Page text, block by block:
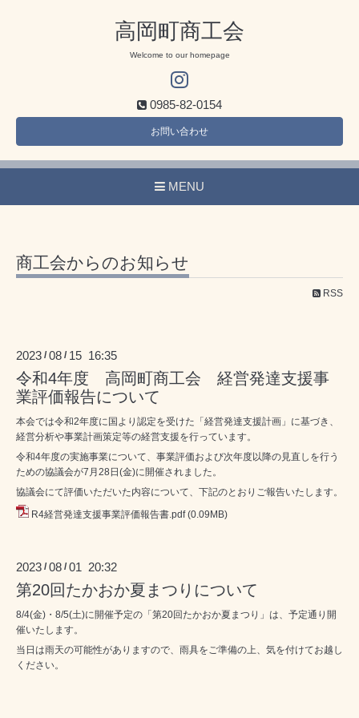
高岡町商工会
Welcome to our homepage
0985-82-0154
お問い合わせ
MENU
商工会からのお知らせ
RSS
2023 /08 / 15 16:35
令和4年度 高岡町商工会 経営発達支援事
業評価報告について
本会では令和2年度に国より認定を受けた「経営発達支援計画」に基づき、
経営分析や事業計画策定等の経営支援を行っています。
令和4年度の実施事業について、事業評価および次年度以降の見直しを行う
ための協議会が7月28日(金)に開催されました。
協議会にて評価いただいた内容について、下記のとおりご報告いたします。
R4経営発達支援事業評価報告書.pdf (0.09MB)
2023 /08 /01 20:32
第20回たかおか夏まつりについて
8/4(金)・8/5(土)に開催予定の「第20回たかおか夏まつり」は、予定通り開
催いたします。
当日は雨天の可能性がありますので、雨具をご準備の上、気を付けてお越し
ください。